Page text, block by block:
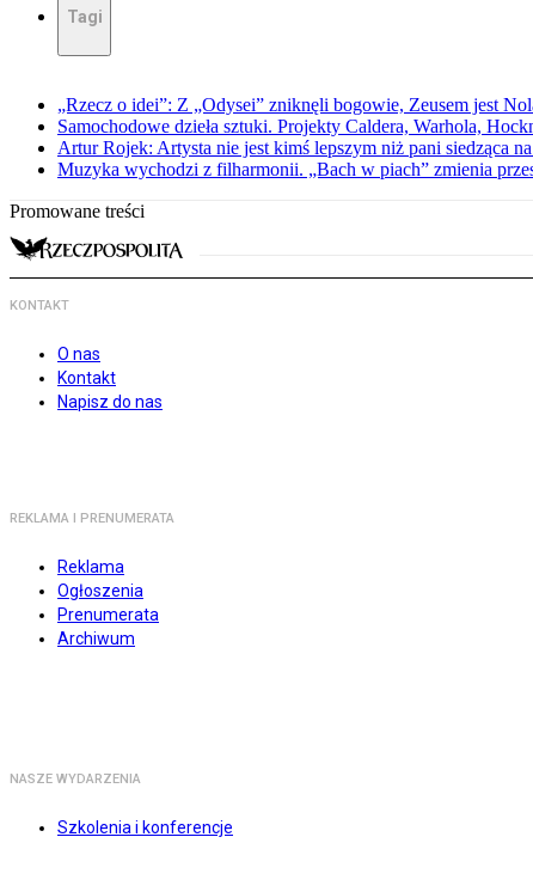
Tagi
„Rzecz o idei”: Z „Odysei” zniknęli bogowie, Zeusem jest
Samochodowe dzieła sztuki. Projekty Caldera, Warhola,
Artur Rojek: Artysta nie jest kimś lepszym niż pani siedząca
Muzyka wychodzi z filharmonii. „Bach w piach” zmienia
Promowane treści
KONTAKT
O nas
Kontakt
Napisz do nas
REKLAMA I PRENUMERATA
Reklama
Ogłoszenia
Prenumerata
Archiwum
NASZE WYDARZENIA
Szkolenia i konferencje